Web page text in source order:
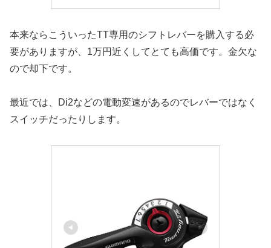
本来ならこういったTT専用のシフトレバーを購入する必
要がありますが、1万円近くしてとても高価です。金欠な
ので却下です。
最近では、Di2などの電動変速があるのでレバーではなく
スイッチだったりします。